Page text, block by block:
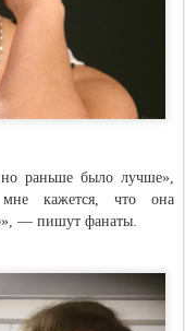
но раньше было лучше»,
кажется, что она
— пишут фанаты.